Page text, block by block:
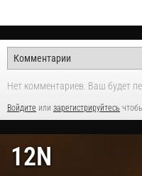
Нет комментариев. Ваш будет
Войдите или зарегистрируйтесь
12N